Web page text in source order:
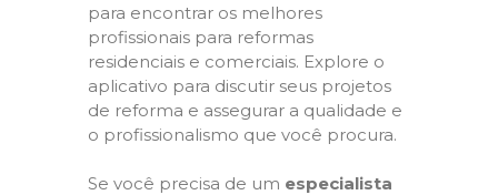
para encontrar os melhores
profissionais para reformas
residenciais e comerciais. Explore o
aplicativo para discutir seus projetos
de reforma e assegurar a qualidade e
o profissionalismo que você procura.
Se você precisa de um especialista